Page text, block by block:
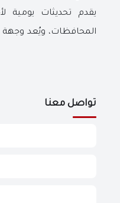
يقدم تحديثات
المحافظات، ويُعد
تواصل معنا